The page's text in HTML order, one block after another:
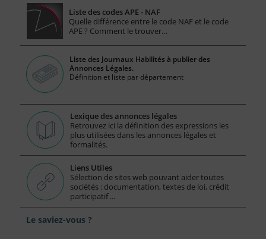
Liste des codes APE - NAF
Quelle différence entre le code NAF et le code
APE ? Comment le trouver…
Liste des Journaux Habilités à publier des
Annonces Légales.
Définition et liste par département
Lexique des annonces légales
Retrouvez ici la définition des expressions les
plus utilisées dans les annonces légales et
formalités.
Liens Utiles
Sélection de sites web pouvant aider toutes
sociétés : documentation, textes de loi, crédit
participatif ...
Le saviez-vous ?